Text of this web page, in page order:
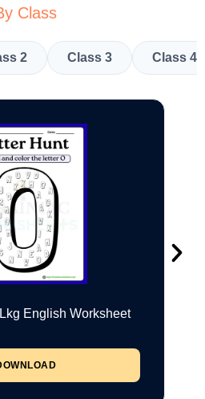
Class
2 Class 3 Class 4
English Worksheet